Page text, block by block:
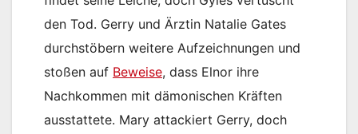
den Tod. Gerry und Ärztin Natalie Gates
durchstöbern weitere Aufzeichnungen und
stoßen auf Beweise, dass Elnor ihre
Nachkommen mit dämonischen Kräften
ausstattete. Mary attackiert Gerry, doch